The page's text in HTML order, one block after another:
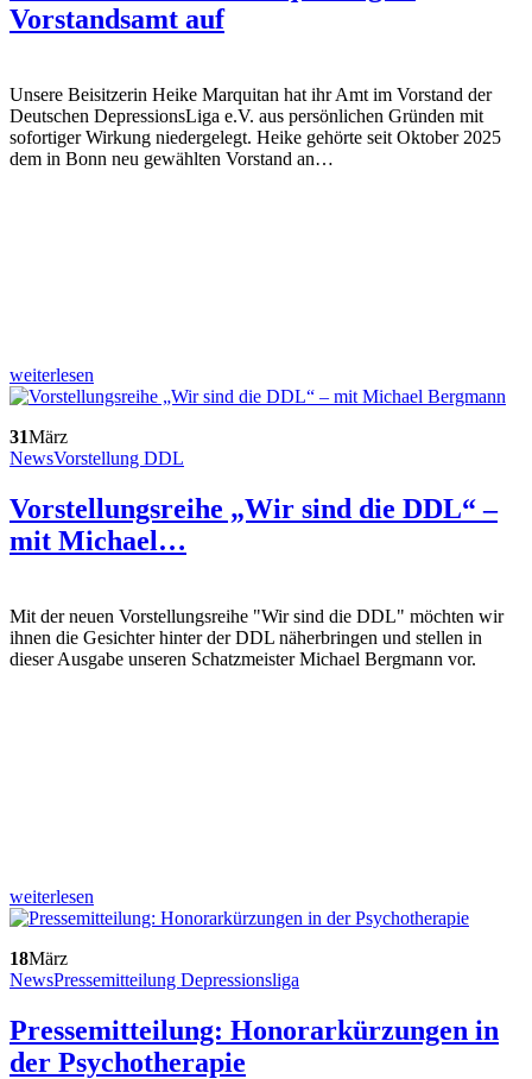
Vorstandsamt auf
Unsere Beisitzerin Heike Marquitan hat ihr Amt im Vorstand der
Deutschen DepressionsLiga e.V. aus persönlichen Gründen mit
sofortiger Wirkung niedergelegt. Heike gehörte seit Oktober 2025
dem in Bonn neu gewählten Vorstand an…
weiterlesen
31März
NewsVorstellung DDL
Vorstellungsreihe „Wir sind die DDL“ –
mit Michael…
Mit der neuen Vorstellungsreihe "Wir sind die DDL" möchten wir
ihnen die Gesichter hinter der DDL näherbringen und stellen in
dieser Ausgabe unseren Schatzmeister Michael Bergmann vor.
weiterlesen
18März
NewsPressemitteilung Depressionsliga
Pressemitteilung: Honorarkürzungen in
der Psychotherapie